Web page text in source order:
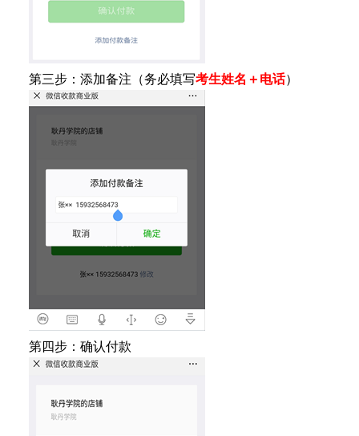
第三步：添加备注（务必填写考生姓名＋电话）
第四步：确认付款